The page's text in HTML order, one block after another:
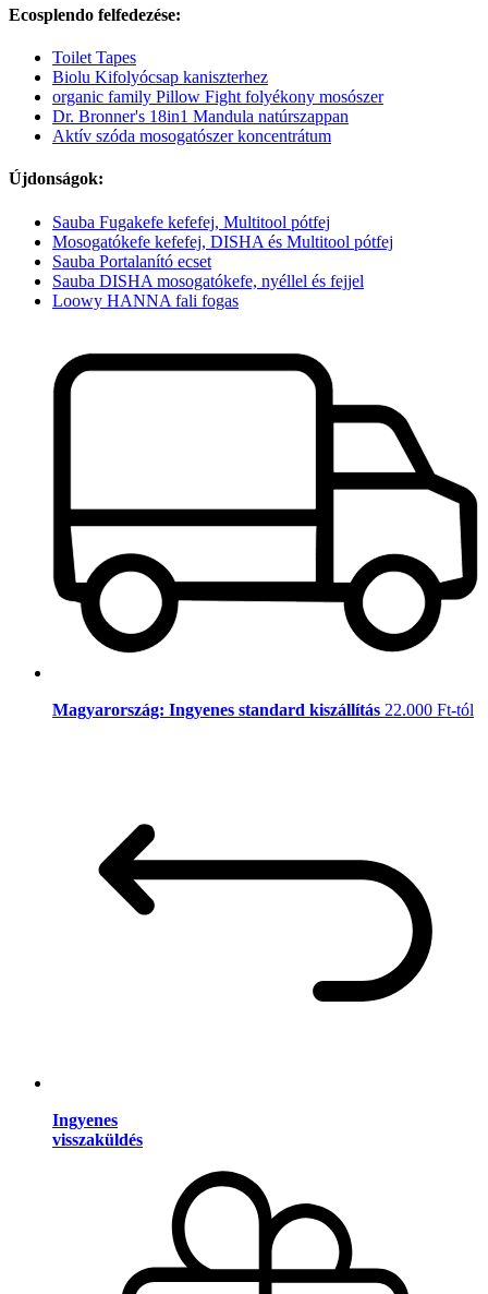
Ecosplendo felfedezése:
Toilet Tapes
Biolu Kifolyócsap kaniszterhez
organic family Pillow Fight folyékony mosószer
Dr. Bronner's 18in1 Mandula natúrszappan
Aktív szóda mosogatószer koncentrátum
Újdonságok:
Sauba Fugakefe kefefej, Multitool pótfej
Mosogatókefe kefefej, DISHA és Multitool pótfej
Sauba Portalanító ecset
Sauba DISHA mosogatókefe, nyéllel és fejjel
Loowy HANNA fali fogas
Magyarország: Ingyenes standard kiszállítás 22.000 Ft-tól
Ingyenes
visszaküldés